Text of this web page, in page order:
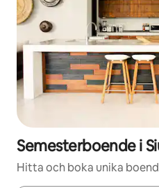
Semesterboende i
Hitta och boka unika